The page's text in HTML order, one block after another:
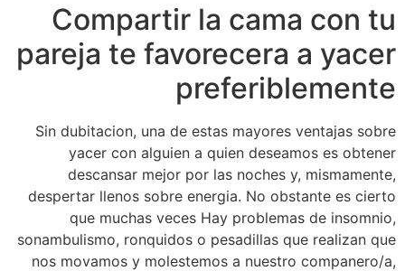
Compartir la cama con tu
pareja te favorecera a yacer
preferiblemente
Sin dubitacion, una de estas mayores ventajas sobre
yacer con alguien a quien deseamos es obtener
descansar mejor por las noches y, mismamente,
despertar llenos sobre energia. No obstante es cierto
que muchas veces Hay problemas de insomnio,
sonambulismo, ronquidos o pesadillas que realizan que
nos movamos y molestemos a nuestro companero/a,